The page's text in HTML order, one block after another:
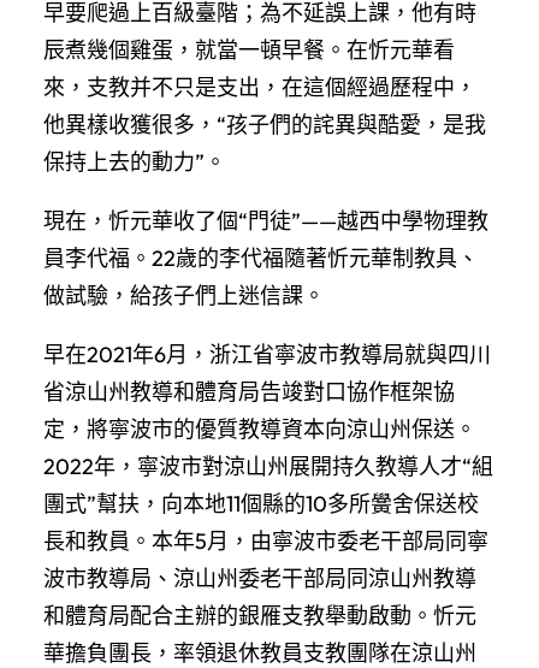
早要爬過上百級臺階；為不延誤上課，他有時
辰煮幾個雞蛋，就當一頓早餐。在忻元華看
來，支教并不只是支出，在這個經過歷程中，
他異樣收獲很多，“孩子們的詫異與酷愛，是我
保持上去的動力”。
現在，忻元華收了個“門徒”——越西中學物理教
員李代福。22歲的李代福隨著忻元華制教具、
做試驗，給孩子們上迷信課。
早在2021年6月，浙江省寧波市教導局就與四川
省涼山州教導和體育局告竣對口協作框架協
定，將寧波市的優質教導資本向涼山州保送。
2022年，寧波市對涼山州展開持久教導人才“組
團式”幫扶，向本地11個縣的10多所黌舍保送校
長和教員。本年5月，由寧波市委老干部局同寧
波市教導局、涼山州委老干部局同涼山州教導
和體育局配合主辦的銀雁支教舉動啟動。忻元
華擔負團長，率領退休教員支教團隊在涼山州